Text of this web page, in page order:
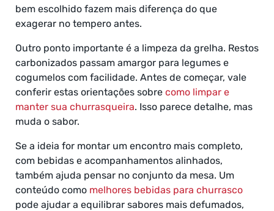
bem escolhido fazem mais diferença do que
exagerar no tempero antes.
Outro ponto importante é a limpeza da grelha. Restos
carbonizados passam amargor para legumes e
cogumelos com facilidade. Antes de começar, vale
conferir estas orientações sobre como limpar e
manter sua churrasqueira. Isso parece detalhe, mas
muda o sabor.
Se a ideia for montar um encontro mais completo,
com bebidas e acompanhamentos alinhados,
também ajuda pensar no conjunto da mesa. Um
conteúdo como melhores bebidas para churrasco
pode ajudar a equilibrar sabores mais defumados,